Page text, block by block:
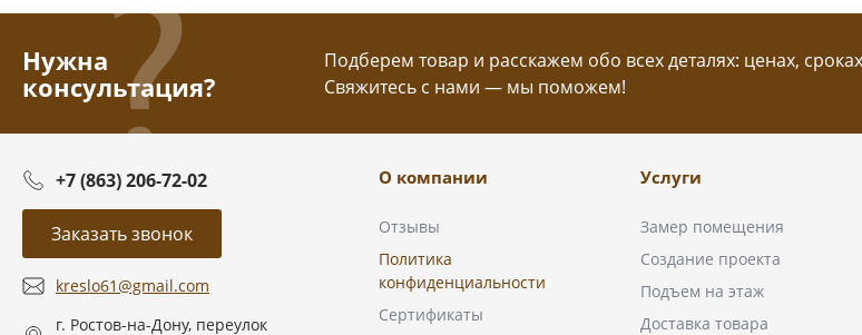
Нужна
консультация?
Подберем товар и расскажем обо всех деталях: ценах,
Свяжитесь с нами — мы поможем!
+7 (863) 206-72-02
Заказать звонок
kreslo61@gmail.com
г. Ростов-на-Дону, переулок
О компании
Отзывы
Политика
конфиденциальности
Сертификаты
Услуги
Замер помещения
Создание проекта
Подъем на этаж
Доставка товара